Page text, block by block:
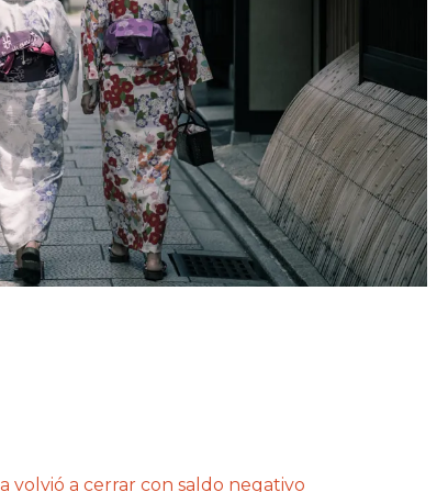
a cerrar con saldo negativo